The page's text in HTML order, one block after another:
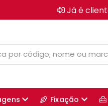
Já é
Fixação